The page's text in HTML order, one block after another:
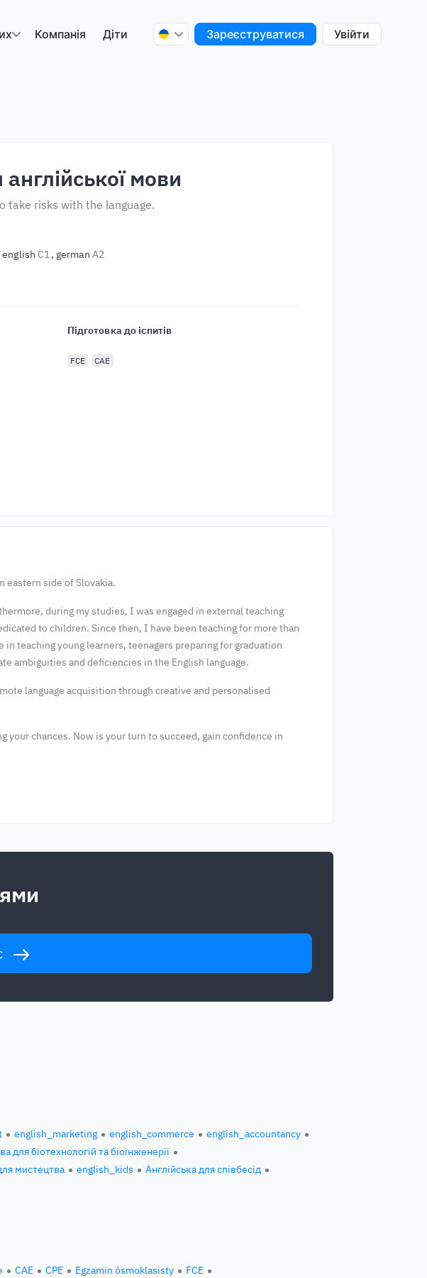
Компанія Діти Зареєструватися Увійти
мови
take risks with the language.
english C1 german A2
Підготовка до іспитів
FCE CAE
eastern side of Slovakia.
during my studies, I was engaged in external teaching
to children. Since then, I have been teaching for more than
teaching young learners, teenagers preparing for graduation
ambiguities and deficiencies in the English language.
language acquisition through creative and personalised
chances. Now is your turn to succeed, gain confidence in
english_marketing english_commerce
english_accountancy
для біотехнологій та біоінженерії
мистецтва english_kids
Англійська для співбесід
CAE CPE Egzamin ósmoklasisty
FCE